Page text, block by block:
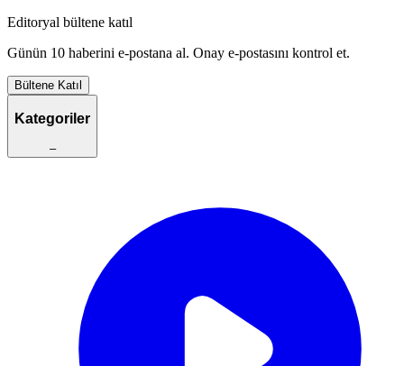
Editoryal bültene katıl
Günün 10 haberini e-postana al. Onay e-postasını kontrol et.
Bültene Katıl
Kategoriler
–